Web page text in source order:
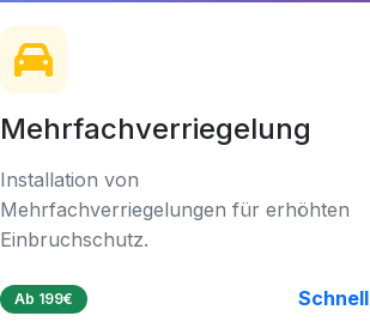
Mehrfachverriegelung
Installation von
Mehrfachverriegelungen für erhöhten
Einbruchschutz.
Ab 199€ Schnell